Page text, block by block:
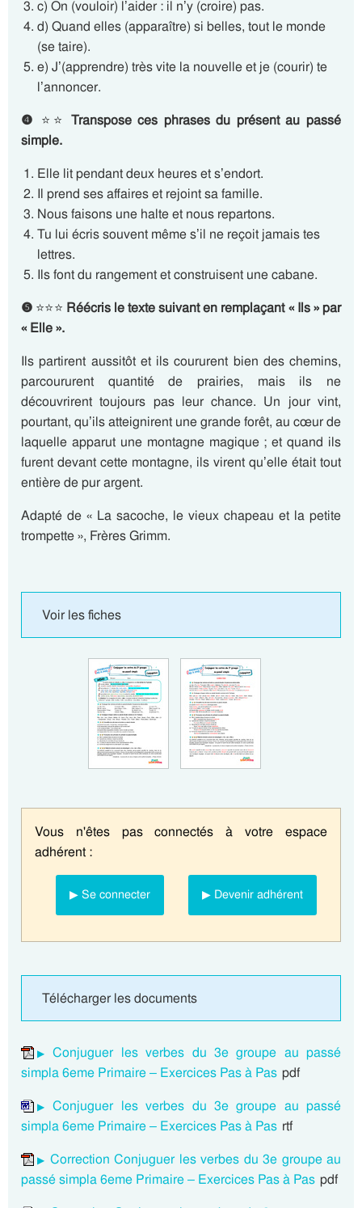
c) On (vouloir) l’aider : il n’y (croire) pas.
d) Quand elles (apparaître) si belles, tout le monde
(se taire).
e) J’(apprendre) très vite la nouvelle et je (courir) te
l’annoncer.
❹ ⭐⭐ Transpose ces phrases du présent au passé
simple.
Elle lit pendant deux heures et s’endort.
Il prend ses affaires et rejoint sa famille.
Nous faisons une halte et nous repartons.
Tu lui écris souvent même s’il ne reçoit jamais tes
lettres.
Ils font du rangement et construisent une cabane.
❺ ⭐⭐⭐ Réécris le texte suivant en remplaçant « Ils » par
« Elle ».
Ils partirent aussitôt et ils coururent bien des chemins,
parcoururent quantité de prairies, mais ils ne
découvrirent toujours pas leur chance. Un jour vint,
pourtant, qu’ils atteignirent une grande forêt, au cœur de
laquelle apparut une montagne magique ; et quand ils
furent devant cette montagne, ils virent qu’elle était tout
entière de pur argent.
Adapté de « La sacoche, le vieux chapeau et la petite
trompette », Frères Grimm.
Voir les fiches
Vous n'êtes pas connectés à votre espace
adhérent :
▶ Se connecter ▶ Devenir adhérent
Télécharger les documents
Conjuguer les verbes du 3e groupe au passé
simpla 6eme Primaire – Exercices Pas à Pas pdf
Conjuguer les verbes du 3e groupe au passé
simpla 6eme Primaire – Exercices Pas à Pas rtf
Correction Conjuguer les verbes du 3e groupe au
passé simpla 6eme Primaire – Exercices Pas à Pas pdf